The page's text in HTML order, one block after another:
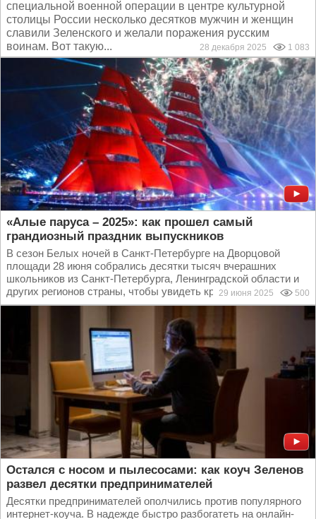
специальной военной операции в центре культурной
столицы России несколько десятков мужчин и женщин
славили Зеленского и желали поражения русским
воинам. Вот такую...
28 декабря 2025 1 083
«Алые паруса – 2025»: как прошел самый
грандиозный праздник выпускников
В сезон Белых ночей в Санкт-Петербурге на Дворцовой
площади 28 июня собрались десятки тысяч вчерашних
школьников из Санкт-Петербурга, Ленинградской области и
других регионов страны, чтобы увидеть красочное шоу...
29 июня 2025 500
Остался с носом и пылесосами: как коуч Зеленов
развел десятки предпринимателей
Десятки предпринимателей ополчились против популярного
интернет-коуча. В надежде быстро разбогатеть на онлайн-